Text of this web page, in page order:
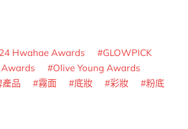
Hwahae Awards
GLOWPICK
Olive Young Awards
產品 霧面 底妝 彩妝
粉底